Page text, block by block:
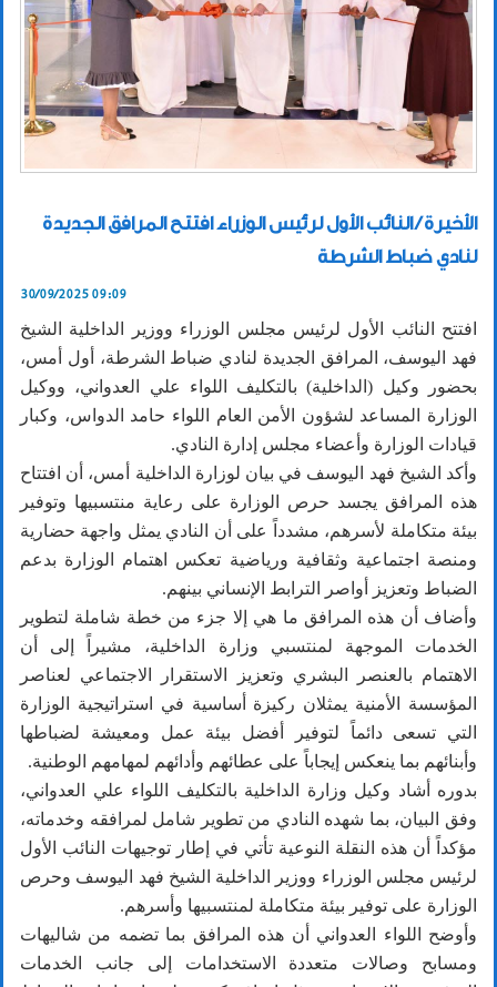
الأخيرة / النائب الأول لرئيس الوزراء افتتح المرافق الجديدة
لنادي ضباط الشرطة
30/09/2025 09:09
افتتح النائب الأول لرئيس مجلس الوزراء ووزير الداخلية الشيخ
فهد اليوسف، المرافق الجديدة لنادي ضباط الشرطة، أول أمس،
بحضور وكيل (الداخلية) بالتكليف اللواء علي العدواني، ووكيل
الوزارة المساعد لشؤون الأمن العام اللواء حامد الدواس، وكبار
قيادات الوزارة وأعضاء مجلس إدارة النادي.
وأكد الشيخ فهد اليوسف في بيان لوزارة الداخلية أمس، أن افتتاح
هذه المرافق يجسد حرص الوزارة على رعاية منتسبيها وتوفير
بيئة متكاملة لأسرهم، مشدداً على أن النادي يمثل واجهة حضارية
ومنصة اجتماعية وثقافية ورياضية تعكس اهتمام الوزارة بدعم
الضباط وتعزيز أواصر الترابط الإنساني بينهم.
وأضاف أن هذه المرافق ما هي إلا جزء من خطة شاملة لتطوير
الخدمات الموجهة لمنتسبي وزارة الداخلية، مشيراً إلى أن
الاهتمام بالعنصر البشري وتعزيز الاستقرار الاجتماعي لعناصر
المؤسسة الأمنية يمثلان ركيزة أساسية في استراتيجية الوزارة
التي تسعى دائماً لتوفير أفضل بيئة عمل ومعيشة لضباطها
وأبنائهم بما ينعكس إيجاباً على عطائهم وأدائهم لمهامهم الوطنية.
بدوره أشاد وكيل وزارة الداخلية بالتكليف اللواء علي العدواني،
وفق البيان، بما شهده النادي من تطوير شامل لمرافقه وخدماته،
مؤكداً أن هذه النقلة النوعية تأتي في إطار توجيهات النائب الأول
لرئيس مجلس الوزراء ووزير الداخلية الشيخ فهد اليوسف وحرص
الوزارة على توفير بيئة متكاملة لمنتسبيها وأسرهم.
وأوضح اللواء العدواني أن هذه المرافق بما تضمه من شاليهات
ومسابح وصالات متعددة الاستخدامات إلى جانب الخدمات